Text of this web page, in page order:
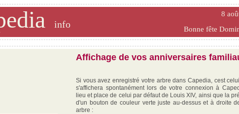
info
8
Bonne fête
Affichage de vos anniversaires
Si vous avez enregistré votre arbre dans Capedia, cest
s'affichera spontanément lors de votre connexion à
lieu et place de celui par défaut de Louis XIV, ainsi que la
d'un bouton de couleur verte juste au-dessus et à droite
arbre :